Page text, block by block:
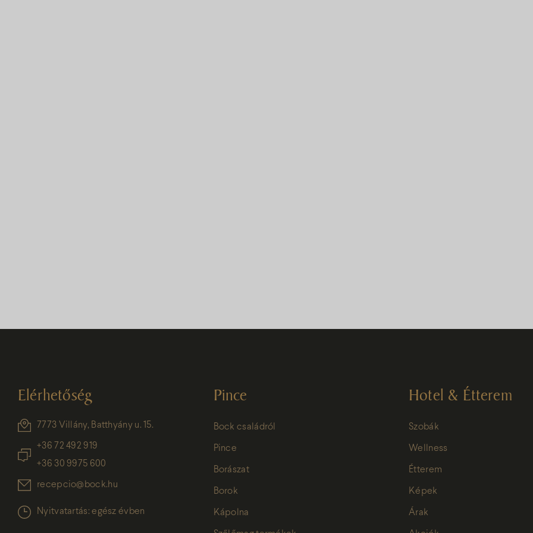
Elérhetőség
7773 Villány, Batthyány u. 15.
+36 72 492 919
+36 30 9975 600
recepcio@bock.hu
Nyitvatartás: egész évben
Pince
Bock családról
Pince
Borászat
Borok
Kápolna
Hotel & Étterem
Szobák
Wellness
Étterem
Képek
Árak